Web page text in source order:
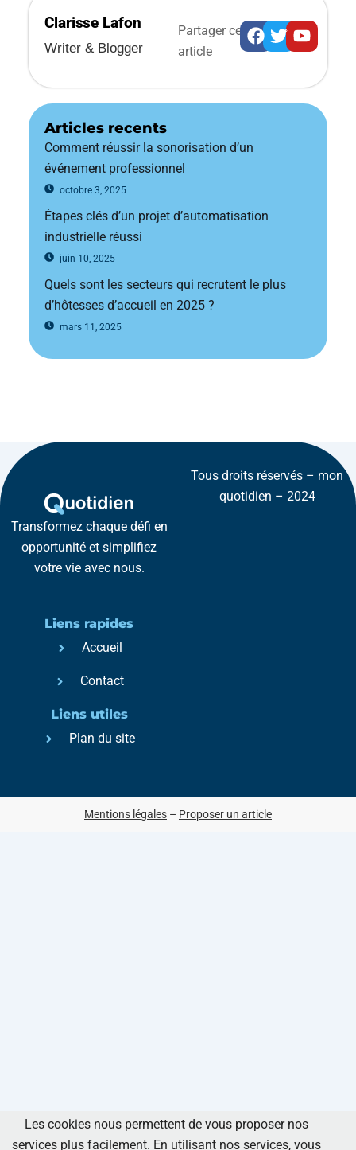
Clarisse Lafon
Writer & Blogger
Partager cet
article
Facebook
Twitter
Articles recents
Comment réussir la sonorisation d’un
événement professionnel
octobre 3, 2025
Étapes clés d’un projet d’automatisation
industrielle réussi
juin 10, 2025
Quels sont les secteurs qui recrutent le plus
d’hôtesses d’accueil en 2025 ?
mars 11, 2025
Transformez chaque défi en
opportunité et simplifiez
votre vie avec nous.
Liens rapides
Accueil
Contact
Liens utiles
Plan du site
Tous droits réservés – mon
quotidien – 2024
Mentions légales – Proposer un article
Les cookies nous permettent de vous proposer nos
services plus facilement. En utilisant nos services, vous